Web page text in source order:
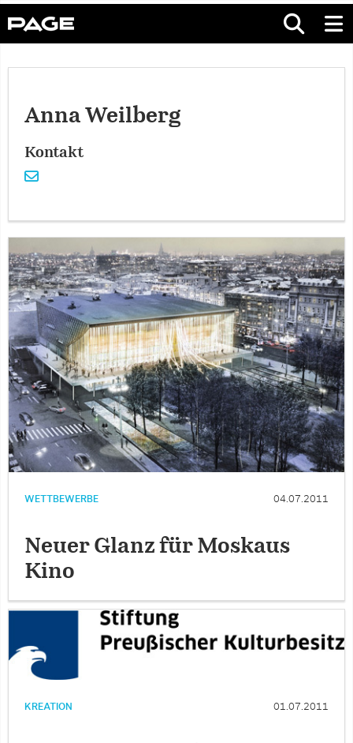
Anna Weilberg
Kontakt
WETTBEWERBE 04.07.2011
Neuer Glanz für Moskaus
Kino
KREATION 01.07.2011